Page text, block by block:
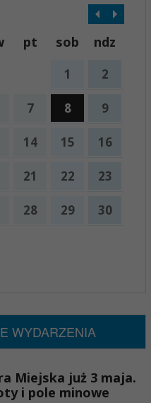
pt sob ndz
1 2
7 8 9
14 15 16
21 22 23
28 29 30
WYDARZENIA
Miejska już 3 maja.
i pole minowe